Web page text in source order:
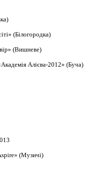
(Білогородка)
(Вишневе)
Алієва-2012» (Буча)
(Музичі)